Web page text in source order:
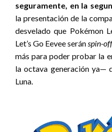
seguramente, en la
la presentación de la
desvelado que Pokémon
Let’s Go Eevee seránspin-
más para poder probar la
la octava generación ya—
Luna.